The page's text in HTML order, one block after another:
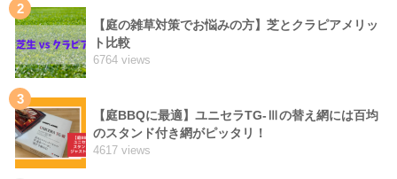
2
【庭の雑草対策でお悩みの方】芝とクラピアメリッ
ト比較
6764 views
3
【庭BBQに最適】ユニセラTG-Ⅲの替え網には百均
のスタンド付き網がピッタリ！
4617 views